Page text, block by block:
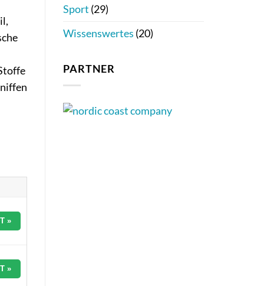
»
»
Sport (29)
Wissenswertes (20)
PARTNER